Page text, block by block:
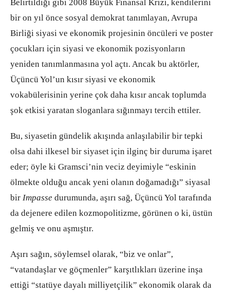
Belirtildiği gibi 2008 Büyük Finansal Krizi, kendilerini
bir on yıl önce sosyal demokrat tanımlayan, Avrupa
Birliği siyasi ve ekonomik projesinin öncüleri ve poster
çocukları için siyasi ve ekonomik pozisyonların
yeniden tanımlanmasına yol açtı. Ancak bu aktörler,
Üçüncü Yol’un kısır siyasi ve ekonomik
vokabülerisinin yerine çok daha kısır ancak toplumda
şok etkisi yaratan sloganlara sığınmayı tercih ettiler.
Bu, siyasetin gündelik akışında anlaşılabilir bir tepki
olsa dahi ilkesel bir siyaset için ilginç bir duruma işaret
eder; öyle ki Gramsci’nin veciz deyimiyle “eskinin
ölmekte olduğu ancak yeni olanın doğamadığı” siyasal
bir Impasse durumunda, aşırı sağ, Üçüncü Yol tarafında
da dejenere edilen kozmopolitizme, görünen o ki, üstün
gelmiş ve onu aşmıştır.
Aşırı sağın, söylemsel olarak, “biz ve onlar”,
“vatandaşlar ve göçmenler” karşıtlıkları üzerine inşa
ettiği “statüye dayalı milliyetçilik” ekonomik olarak da